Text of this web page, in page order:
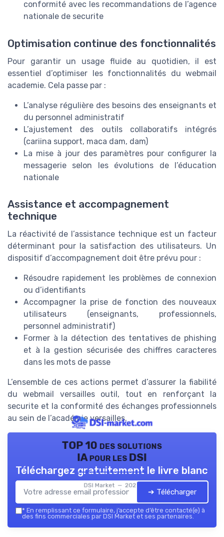
conformité avec les recommandations de l’agence
nationale de securite
Optimisation continue des fonctionnalités
Pour garantir un usage fluide au quotidien, il est
essentiel d’optimiser les fonctionnalités du webmail
academie. Cela passe par :
L’analyse régulière des besoins des enseignants et
du personnel administratif
L’ajustement des outils collaboratifs intégrés
(cariina support, maca dam, dam)
La mise à jour des paramètres pour configurer la
messagerie selon les évolutions de l’éducation
nationale
Assistance et accompagnement
technique
La réactivité de l’assistance technique est un facteur
déterminant pour la satisfaction des utilisateurs. Un
dispositif d’accompagnement doit être prévu pour :
Résoudre rapidement les problèmes de connexion
ou d’identifiants
Accompagner la prise de fonction des nouveaux
utilisateurs (enseignants, professionnels,
personnel administratif)
Former à la détection des tentatives de phishing
et à la gestion sécurisée des chiffres caracteres
dans les mots de passe
L’ensemble de ces actions permet d’assurer la fiabilité
du webmail versailles outil, tout en renforçant la
securite et la conformité des échanges professionnels
au sein de l’académie versailles.
TOP 10 des solutions
IA pour les DSI
DSI Market — 2026
Téléchargez gratuitement le livre blanc
➔ Télécharger
* En remplissant ce formulaire, j’accepte d’être contacté(e) à
des fins commerciales par DSI Market et ses partenaires.